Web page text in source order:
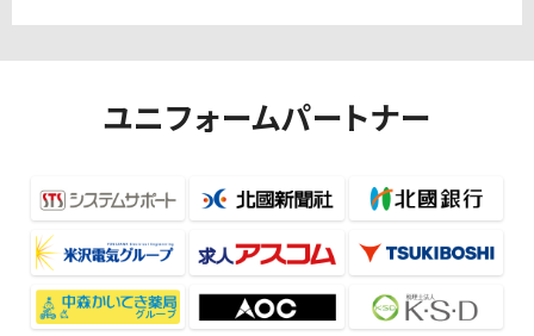
ユニフォームパートナー